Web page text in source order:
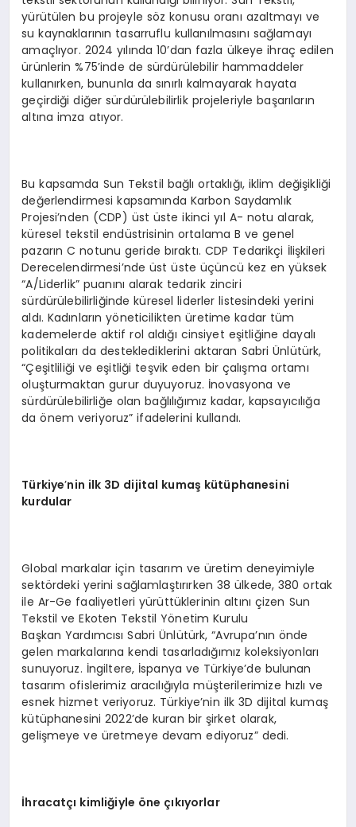
yürütülen bu projeyle söz konusu oranı azaltmayı ve
su kaynaklarının tasarruflu kullanılmasını sağlamayı
amaçlıyor. 2024 yılında 10’dan fazla ülkeye ihraç edilen
ürünlerin %75’inde de sürdürülebilir hammaddeler
kullanırken, bununla da sınırlı kalmayarak hayata
geçirdiği diğer sürdürülebilirlik projeleriyle başarıların
altına imza atıyor.
Bu kapsamda Sun Tekstil bağlı ortaklığı, iklim değişikliği
değerlendirmesi kapsamında Karbon Saydamlık
Projesi’nden (CDP) üst üste ikinci yıl A- notu alarak,
küresel tekstil endüstrisinin ortalama B ve genel
pazarın C notunu geride bıraktı. CDP Tedarikçi İlişkileri
Derecelendirmesi’nde üst üste üçüncü kez en yüksek
“A/Liderlik” puanını alarak tedarik zinciri
sürdürülebilirliğinde küresel liderler listesindeki yerini
aldı. Kadınların yöneticilikten üretime kadar tüm
kademelerde aktif rol aldığı cinsiyet eşitliğine dayalı
politikaları da desteklediklerini aktaran Sabri Ünlütürk,
“Çeşitliliği ve eşitliği teşvik eden bir çalışma ortamı
oluşturmaktan gurur duyuyoruz. İnovasyona ve
sürdürülebilirliğe olan bağlılığımız kadar, kapsayıcılığa
da önem veriyoruz” ifadelerini kullandı.
Türkiye’nin ilk 3D dijital kumaş kütüphanesini
kurdular
Global markalar için tasarım ve üretim deneyimiyle
sektördeki yerini sağlamlaştırırken 38 ülkede, 380 ortak
ile Ar-Ge faaliyetleri yürüttüklerinin altını çizen Sun
Tekstil ve Ekoten Tekstil Yönetim Kurulu
Başkan Yardımcısı Sabri Ünlütürk, “Avrupa’nın önde
gelen markalarına kendi tasarladığımız koleksiyonları
sunuyoruz. İngiltere, İspanya ve Türkiye’de bulunan
tasarım ofislerimiz aracılığıyla müşterilerimize hızlı ve
esnek hizmet veriyoruz. Türkiye’nin ilk 3D dijital kumaş
kütüphanesini 2022’de kuran bir şirket olarak,
gelişmeye ve üretmeye devam ediyoruz” dedi.
İhracatçı kimliğiyle öne çıkıyorlar